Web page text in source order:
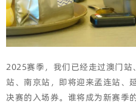
2025赛季，我们已经走过澳门
站、南京站，即将迎来孟连站、
决赛的入场券。谁将成为新赛季